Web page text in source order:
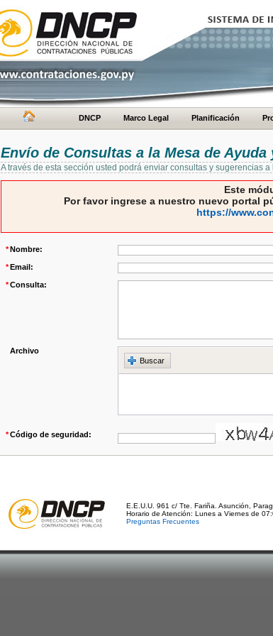
DNCP Marco Legal Planificación
Envío de Consultas a la Mesa de Ayuda
A través de esta sección usted podrá enviar consultas y sugerencias a
Este
Por favor ingrese a nuestro nuevo portal
https://
*Nombre:
*Email:
*Consulta:
Archivo
Buscar
*Código de seguridad:
E.E.U.U. 961 c/ Tte. Fariña. Asunción,
Horario de Atención: Lunes a Viernes de
Preguntas Frecuentes